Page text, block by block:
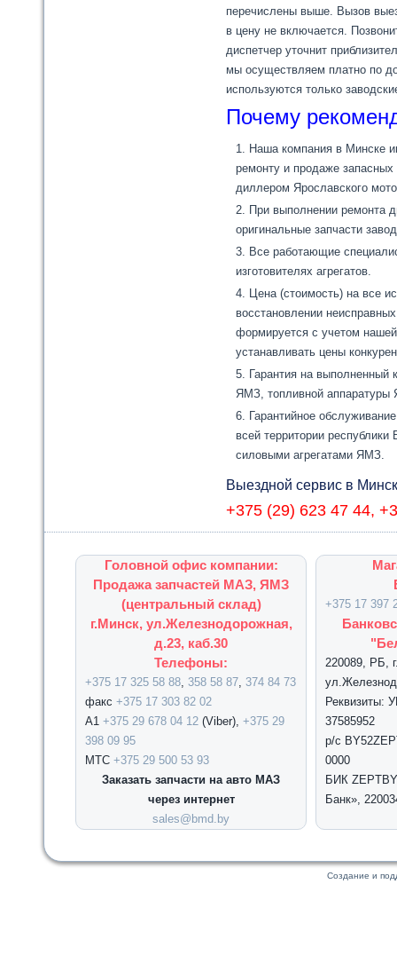
перечислены выше. Вызов
в цену не включается.
диспетчер уточнит
мы осуществляем платно по
используются только
Почему
Наша компания в Минске
ремонту и продаже
диллером Ярославского
При выполнении ремонта
оригинальные запчасти
Все работающие
изготовителях агрегатов.
Цена (стоимость) на все
восстановлении
формируется с учетом
устанавливать цены
Гарантия на
ЯМЗ, топливной аппаратуры
Гарантийное
всей территории
силовыми агрегатами ЯМЗ.
Выездной сервис в
+375 (29) 623 47 44,
Головной офис компании:
Продажа запчастей МАЗ, ЯМЗ
(центральный склад)
г.Минск, ул.Железнодорожная,
д.23, каб.30
Телефоны:
+375 17 325 58 88, 358 58 87, 374 84 73
факс +375 17 303 82 02
А1 +375 29 678 04 12 (Viber), +375 29
398 09 95
МТС +375 29 500 53 93
Заказать запчасти на авто МАЗ
через интернет
sales@bmd.by
+375 17 397
220089, РБ,
Реквизиты:
37585952
р/с
0000
БИК
Банк»,
Создание и